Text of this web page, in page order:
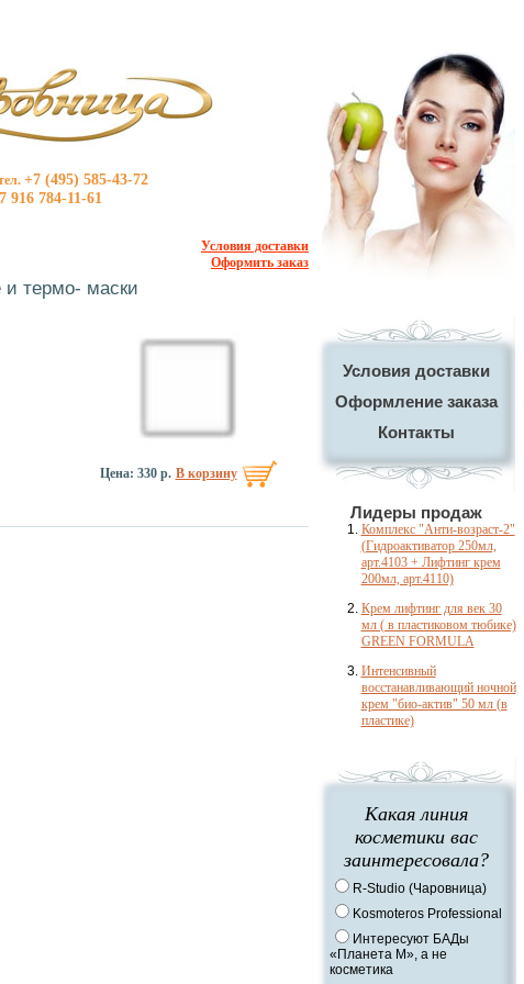
+7 (495) 585-43-72
916 784-11-61
Условия доставки
Оформить заказ
термо- маски
Цена: 330 р. В корзину
Условия доставки
Оформление заказа
Контакты
Лидеры продаж
Комплекс "Анти-возраст-2"
(Гидроактиватор 250мл,
арт.4103 + Лифтинг крем
200мл, арт.4110)
Крем лифтинг для век 30
мл ( в пластиковом тюбике)
GREEN FORMULA
Интенсивный
восстанавливающий ночной
крем "био-актив" 50 мл (в
пластике)
Какая линия
косметики вас
заинтересовала?
R-Studio (Чаровница)
Kosmoteros Professional
Интересуют БАДы
«Планета М», а не
косметика